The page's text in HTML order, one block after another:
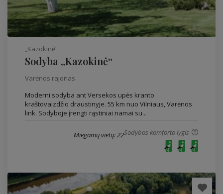
„Kazokinė“
Sodyba „Kazokinė“
Varėnos rajonas
Moderni sodyba ant Versekos upės kranto
kraštovaizdžio draustinyje. 55 km nuo Vilniaus, Varėnos
link. Sodyboje įrengti rąstiniai namai su...
Sodybos komforto lygis
Miegamų vietų: 22